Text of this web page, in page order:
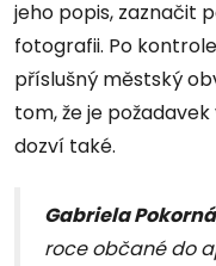
jeho popis, zaznačit
fotografii. Po
příslušný městský
tom, že je
dozví také.
Gabriela
roce občané do